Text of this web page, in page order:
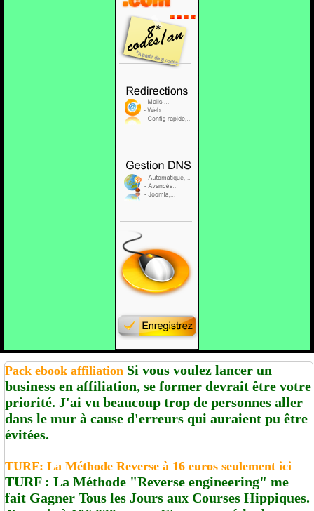
Pack ebook affiliation Si vous voulez lancer un
business en affiliation, se former devrait être votre
priorité. J'ai vu beaucoup trop de personnes aller
dans le mur à cause d'erreurs qui auraient pu être
évitées.
TURF: La Méthode Reverse à 16 euros seulement ici
TURF : La Méthode "Reverse engineering" me
fait Gagner Tous les Jours aux Courses Hippiques.